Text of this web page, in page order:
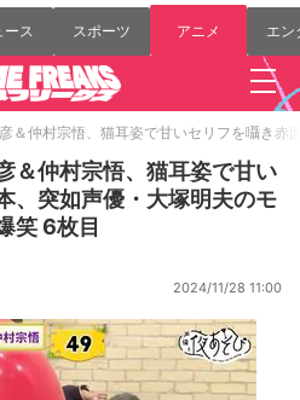
ース スポーツ アニメ エン
＆仲村宗悟、猫耳姿で甘いセリフを囁き
＆仲村宗悟、猫耳姿で甘い
、突如声優・大塚明夫のモ
笑 6枚目
2024/11/28 11:00